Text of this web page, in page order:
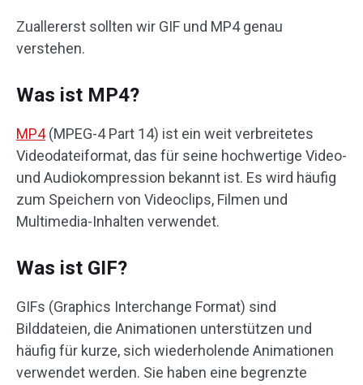
Zuallererst sollten wir GIF und MP4 genau
verstehen.
Was ist MP4?
MP4(MPEG-4 Part 14) ist ein weit verbreitetes
Videodateiformat, das für seine hochwertige Video-
und Audiokompression bekannt ist. Es wird häufig
zum Speichern von Videoclips, Filmen und
Multimedia-Inhalten verwendet.
Was ist GIF?
GIFs (Graphics Interchange Format) sind
Bilddateien, die Animationen unterstützen und
häufig für kurze, sich wiederholende Animationen
verwendet werden. Sie haben eine begrenzte